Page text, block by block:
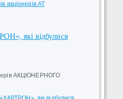
акціонерів АТ
які відбулися
АКЦІОНЕРНОГО